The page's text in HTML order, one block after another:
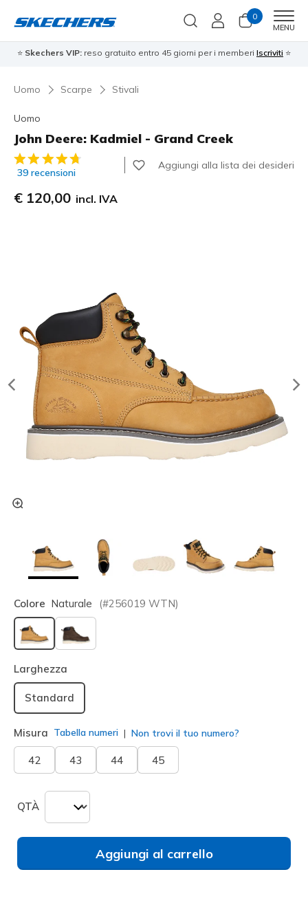
0
MENU
⭐ Skechers VIP: reso gratuito entro 45 giorni per i memberi Iscriviti ⭐
Uomo Scarpe Stivali
Uomo
John Deere: Kadmiel - Grand Creek
Valutazione cliente 4,6 su 5
39 recensioni
Aggiungi alla lista dei desideri
€ 120,00 incl. IVA
Colore Naturale (#256019 WTN)
selezionato
Larghezza
Standard
Misura Tabella numeri Non trovi il tuo numero?
42 43 44 45
QTÀ
Aggiungi al carrello